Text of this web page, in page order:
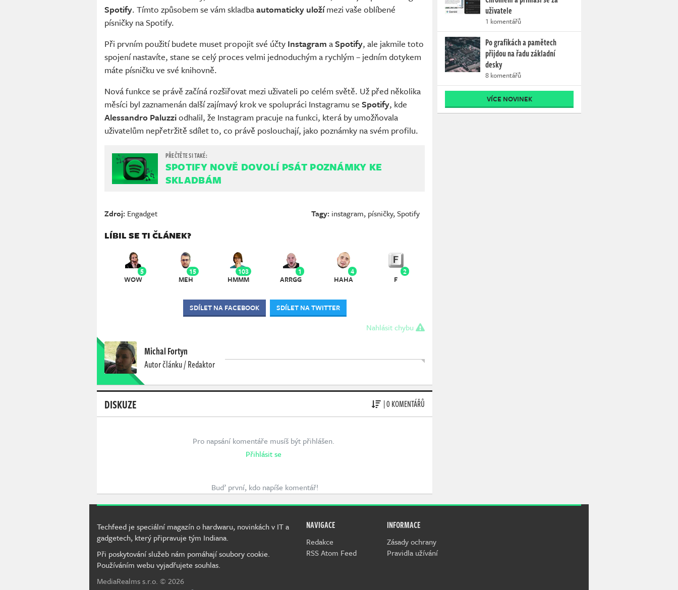
Spotify. Tímto způsobem se vám skladbaautomaticky uložímezi vaše oblíbené
písničky na Spotify.
Při prvním použití budete muset propojit své účty Instagram aSpotify, ale jakmile toto
spojení nastavíte, stane se celý proces velmi jednoduchým a rychlým – jedním dotykem
máte písničku ve své knihovně.
Nová funkce se právě začíná rozšiřovat mezi uživateli po celém světě. Už před několika
měsíci byl zaznamenán další zajímavý krok ve spolupráci Instagramu se Spotify, kde
Alessandro Paluzziodhalil, že Instagram pracuje na funkci, která by umožňovala
uživatelům nepřetržitě sdílet to, co právě poslouchají, jako poznámky na svém profilu.
SPOTIFY NOVĚ DOVOLÍ PSÁT POZNÁMKY KE
SKLADBÁM
Zdroj: Engadget Tagy: instagram, písničky,Spotify
LÍBIL SE TI ČLÁNEK?
5
WOW
15
MEH
103
HMMM
1
ARRGG
4
HAHA
2
F
SDÍLET NA FACEBOOK SDÍLET NA TWITTER
Nahlásit chybu
Michal Fortyn
Autor článku / Redaktor
DISKUZE | 0 KOMENTÁŘŮ
Pro napsání komentáře musíš být přihlášen.
Přihlásit se
Buď první, kdo napíše komentář!
uživatele
1 komentářů
Po grafikách a pamětech
přijdou na řadu základní
desky
8 komentářů
VÍCE NOVINEK
NAVIGACE
Redakce
RSS Atom Feed
INFORMACE
Zásady ochrany
Pravidla užívání
Techfeed je speciální magazín o hardwaru, novinkách v IT a
gadgetech, který připravuje tým Indiana.
Při poskytování služeb nám pomáhají soubory cookie.
Používáním webu vyjadřujete souhlas.
MediaRealms s.r.o. © 2026